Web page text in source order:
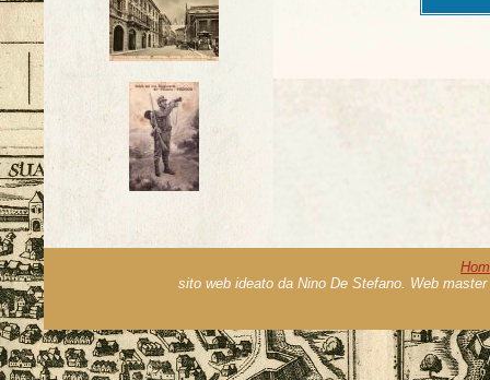
sito web ideato da Nino De Stefano. Web